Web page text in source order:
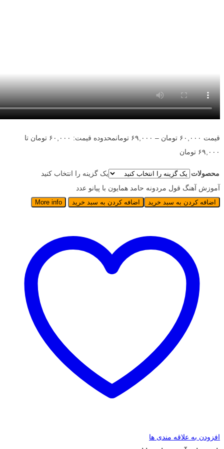
قیمت ۶۰,۰۰۰ تومان – ۶۹,۰۰۰ تومان
محدوده قیمت: ۶۰,۰۰۰ تومان تا
۶۹,۰۰۰ تومان
محصولات
یک گزینه را انتخاب کنید
آموزش آهنگ قول مردونه حامد همایون با پیانو عدد
اضافه کردن به سبد خرید اضافه کردن به سبد خرید More info
افزودن به علاقه مندی ها